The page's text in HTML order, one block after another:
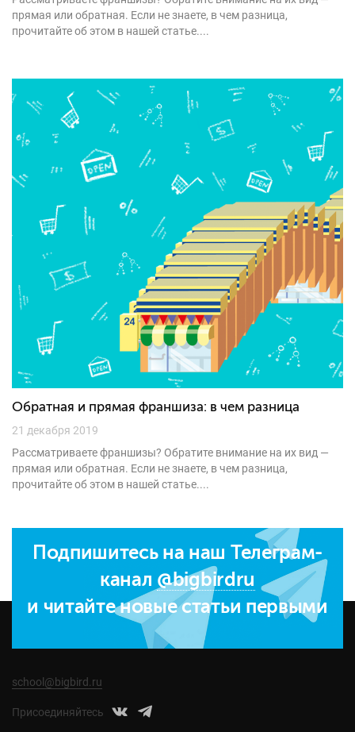
прямая или обратная. Если не знаете, в чем разница,
прочитайте об этом в нашей статье....
Обратная и прямая франшиза: в чем разница
21 декабря 2019
Рассматриваете франшизы? Обратите внимание на их вид —
прямая или обратная. Если не знаете, в чем разница,
прочитайте об этом в нашей статье....
Подпишитесь на наш Телеграм-
канал @bigbirdru
и читайте новые статьи первыми
school@bigbird.ru
Присоединяйтесь